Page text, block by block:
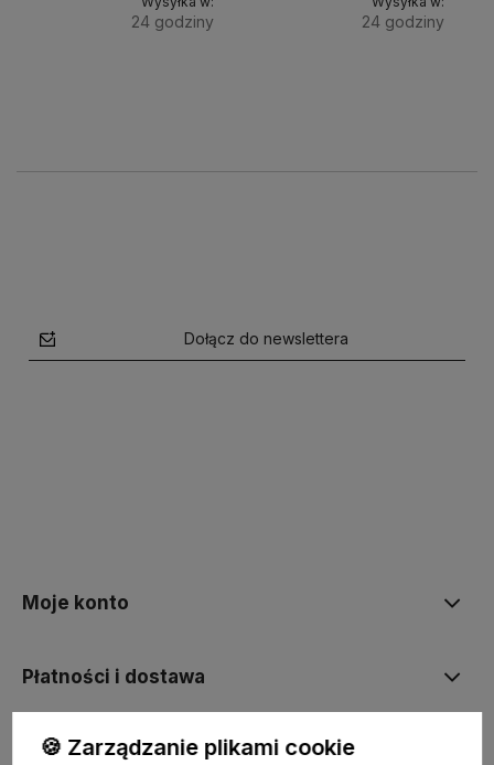
24 godziny 24 godziny
Dołącz do newslettera
Moje konto
Płatności i dostawa
Informacje
🍪 Zarządzanie plikami cookie